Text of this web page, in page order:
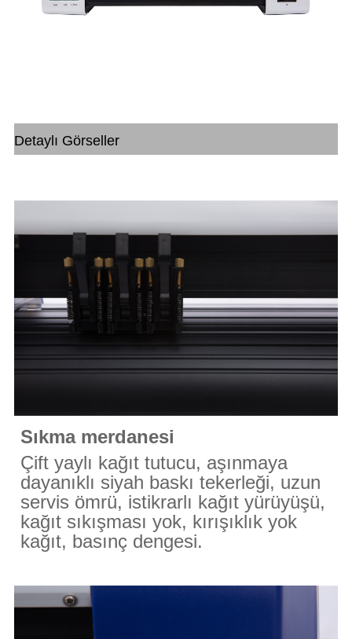
Detaylı Görseller
Sıkma merdanesi
Çift yaylı kağıt tutucu, aşınmaya
dayanıklı siyah baskı tekerleği, uzun
servis ömrü, istikrarlı kağıt yürüyüşü,
kağıt sıkışması yok, kırışıklık yok
kağıt, basınç dengesi.